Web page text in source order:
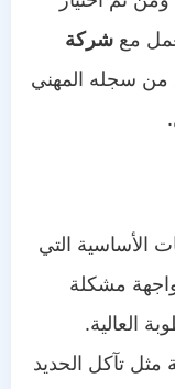
مع شركة
من سجله المهني
الأساسية التي
مشكلة
العالية.
تآكل الحديد